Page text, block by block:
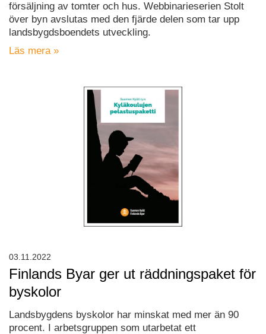
försäljning av tomter och hus. Webbinarieserien Stolt
över byn avslutas med den fjärde delen som tar upp
landsbygdsboendets utveckling.
Läs mera »
Finlands Byar ger ut räddningspaket för
byskolor
Landsbygdens byskolor har minskat med mer än 90
procent. I arbetsgruppen som utarbetat ett
03.11.2022